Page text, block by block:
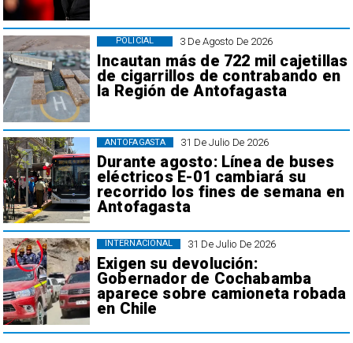
3 De Agosto De 2026
Incautan más de 722 mil cajetillas
de cigarrillos de contrabando en
la Región de Antofagasta
POLICIAL
31 De Julio De 2026
Durante agosto: Línea de buses
eléctricos E-01 cambiará su
recorrido los fines de semana en
Antofagasta
ANTOFAGASTA
31 De Julio De 2026
Exigen su devolución:
Gobernador de Cochabamba
aparece sobre camioneta robada
en Chile
INTERNACIONAL